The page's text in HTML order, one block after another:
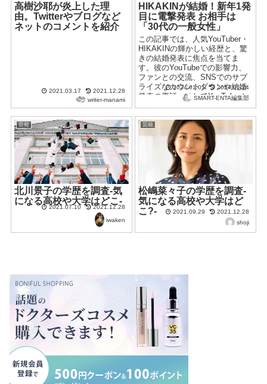
高樹沙耶が炎上した理
由。Twitterやブログなど
ネットのコメントを紹介
2021.03.17
2021.12.28
writer-manami
HIKAKINが結婚！新年1発
目に電撃発表 お相手は
「30代の一般女性」
この記事では、人気YouTuber・
HIKAKINの輝かしい経歴と、驚
きの結婚発表に焦点を当てま
す。彼のYouTubeでの影響力、
ファンとの交流、SNSでのサプ
ライズなカウントダウンや結婚
発表の裏話、そしてYouTuberと
く掘り下げています。HIKAKIN
の人生の新章と、それが社会に
与える影響について詳しく紹介
しています。
2024.01.01
2024.01.24
SMART-ENTA編集部
芸能
北川景子の学歴を調査-気
になる高校や大学はどこ-
2021.07.10
2021.12.28
iwaken
芸能
松嶋菜々子の学歴を調査-
気になる高校や大学はど
こ?-
2021.09.29
2021.12.28
shoji